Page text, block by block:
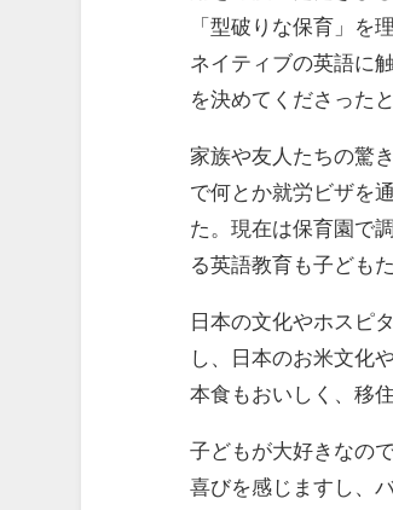
「型破りな保育」を
ネイティブの英語に
を決めてくださった
家族や友人たちの驚
で何とか就労ビザを
た。現在は保育園で
る英語教育も子ども
日本の文化やホスピ
し、日本のお米文化
本食もおいしく、移
子どもが大好きなの
喜びを感じますし、